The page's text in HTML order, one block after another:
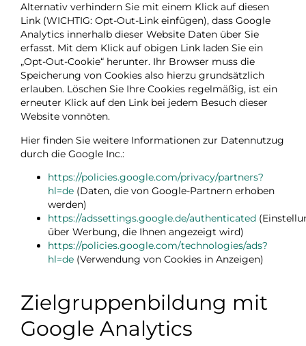
Alternativ verhindern Sie mit einem Klick auf diesen
Link (WICHTIG: Opt-Out-Link einfügen), dass Google
Analytics innerhalb dieser Website Daten über Sie
erfasst. Mit dem Klick auf obigen Link laden Sie ein
„Opt-Out-Cookie“ herunter. Ihr Browser muss die
Speicherung von Cookies also hierzu grundsätzlich
erlauben. Löschen Sie Ihre Cookies regelmäßig, ist ein
erneuter Klick auf den Link bei jedem Besuch dieser
Website vonnöten.
Hier finden Sie weitere Informationen zur Datennutzug
durch die Google Inc.:
https://policies.google.com/privacy/partners?
hl=de (Daten, die von Google-Partnern erhoben
werden)
https://adssettings.google.de/authenticated
über Werbung, die Ihnen angezeigt wird)
https://policies.google.com/technologies/ads?
hl=de (Verwendung von Cookies in Anzeigen)
Zielgruppenbildung mit
Google Analytics